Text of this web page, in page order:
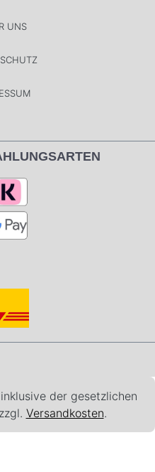
UNS
der gesetzlichen
Versandkosten.